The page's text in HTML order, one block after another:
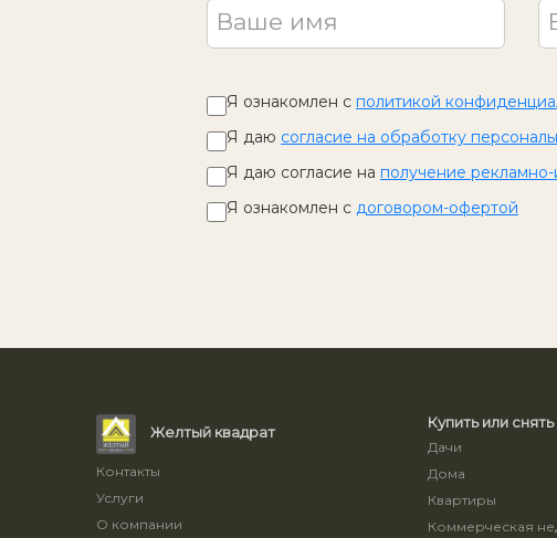
Ваше имя
Я ознакомлен с политикой
Я даю согласие на обработку
Я даю согласие на получение
Я ознакомлен с договором-офертой
Желтый квадрат
Контакты
Услуги
О компании
Купить или
Дачи
Дома
Квартиры
Коммерческая